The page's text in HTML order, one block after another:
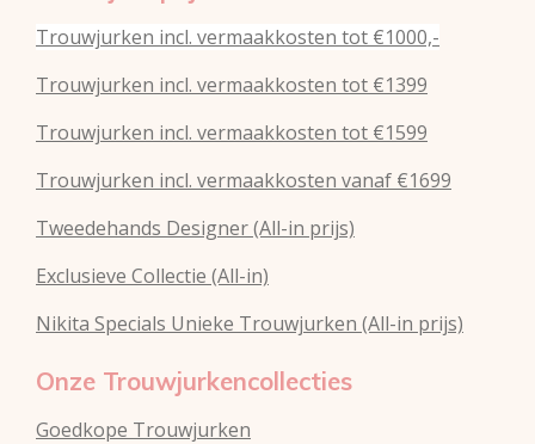
Trouwjurken incl. vermaakkosten tot €1000,-
Trouwjurken incl. vermaakkosten tot €1399
Trouwjurken incl. vermaakkosten tot €1599
Trouwjurken incl. vermaakkosten vanaf €1699
Tweedehands Designer (All-in prijs)
Exclusieve Collectie (All-in)
Nikita Specials Unieke Trouwjurken (All-in prijs)
Onze Trouwjurkencollecties
Goedkope Trouwjurken